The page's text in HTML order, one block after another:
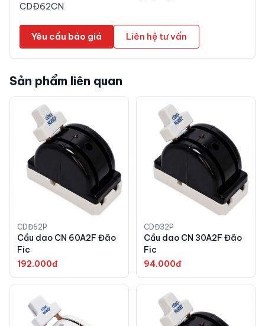
CDĐ62CN
Yêu cầu báo giá Liên hệ tư vấn
Sản phẩm liên quan
CDĐ62P
Cầu dao CN 60A2F Đão
Fic
192.000đ
CDĐ32P
Cầu dao CN 30A2F Đão
Fic
94.000đ